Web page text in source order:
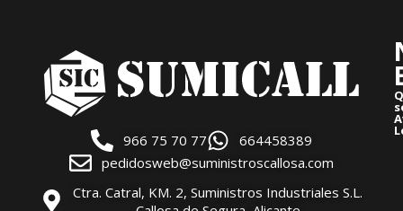
966 75 70 77
664458389
pedidosweb@suministroscallosa.com
Ctra. Catral, KM. 2, Suministros Industriales S.L.